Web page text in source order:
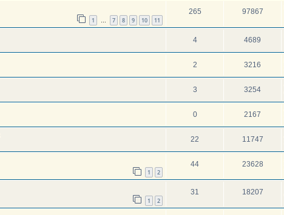
1 … 7 8 9 10 11
265 97867
4 4689
2 3216
3 3254
0 2167
22 11747
1 2
44 23628
1 2
31 18207